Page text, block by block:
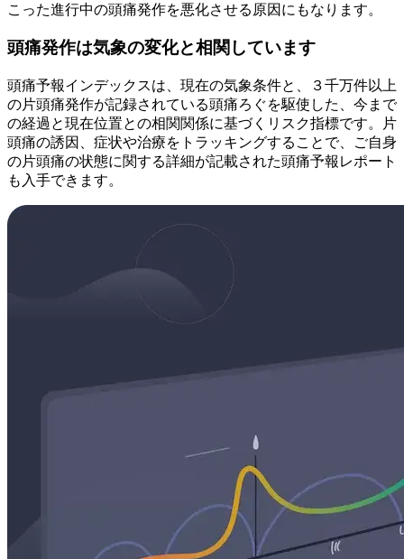
こった進行中の頭痛発作を悪化させる原因にもなります。
頭痛発作は気象の変化と相関しています
頭痛予報インデックスは、現在の気象条件と、３千万件以上
の片頭痛発作が記録されている頭痛ろぐを駆使した、今まで
の経過と現在位置との相関関係に基づくリスク指標です。片
頭痛の誘因、症状や治療をトラッキングすることで、ご自身
の片頭痛の状態に関する詳細が記載された頭痛予報レポート
も入手できます。